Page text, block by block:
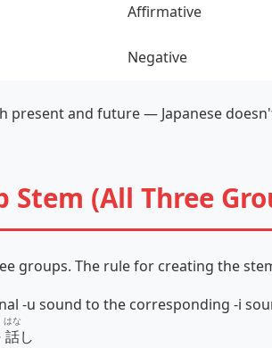
Affirmative
Negative
present and future — Japanese
(All Three
groups. The rule for creating the
‑u sound to the corresponding ‑i
話
はな
し